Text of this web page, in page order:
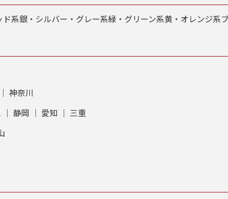
ド系銀・シルバー・グレー系緑・グリーン系黄・オレンジ系
｜神奈川
｜静岡 ｜ 愛知 ｜ 三重